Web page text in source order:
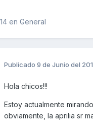
en General
Publicado 9 de Junio del
Hola chicos!!!
Estoy actualmente
obviamente, la aprilia sr